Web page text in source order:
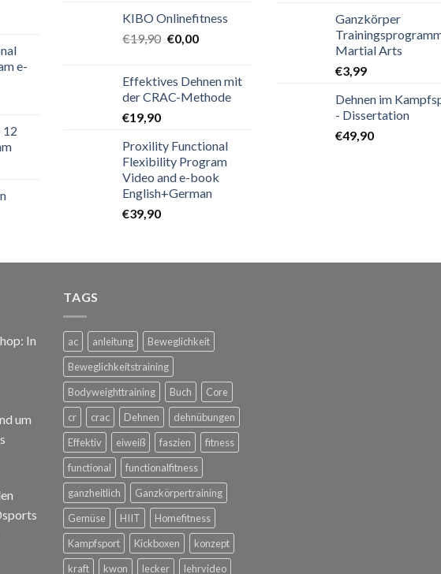
e-
12
KIBO Onlinefitness
€19,90 €0,00
Effektives Dehnen mit
der CRAC-Methode
€19,90
Proxility Functional
Flexibility Program
Video and e-book
English+German
€39,90
Ganzkörper
Martial Arts
€3,99
Dehnen im
- Dissertation
€49,90
In
um
TAGS
ac anleitung
Beweglichkeit
Beweglichkeitstraining
Bodyweighttraining
Buch
Core
cr
crac Dehnen
dehnübungen
Effektiv
eiweiß faszien
fitness
functional
functionalfitness
ganzheitlich
Ganzkörpertraining
Gemüse
HIIT
Homefitness
Kampfsport
Kickboxen
konzept
kraft
kwon lecker lehrvideo